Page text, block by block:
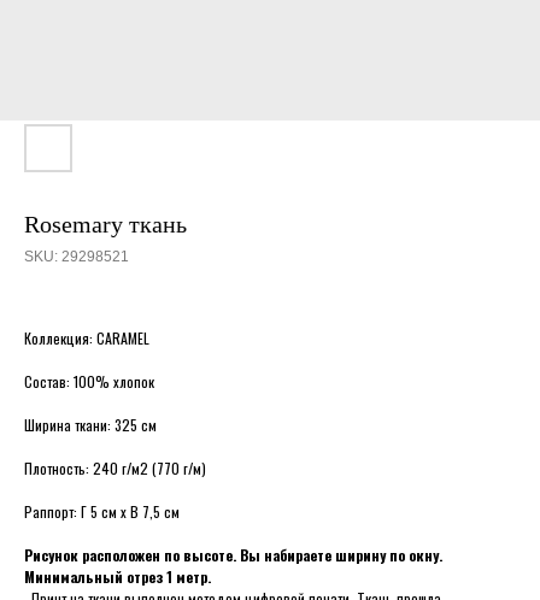
Rosemary ткань
SKU: 29298521
Коллекция: CARAMEL
Состав: 100% хлопок
Ширина ткани: 325 см
Плотность: 240 г/м2 (770 г/м)
Раппорт: Г 5 см х В 7,5 см
Рисунок расположен по высоте. Вы набираете ширину по окну.
Минимальный отрез 1 метр.